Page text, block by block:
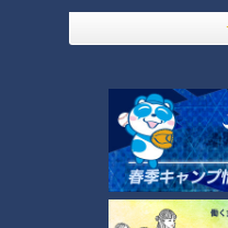
「サンデードラゴンズ」より木下
8月5日、衝撃のニュースが
ドラゴンズの中継ぎ右腕、
う信じることのできない一